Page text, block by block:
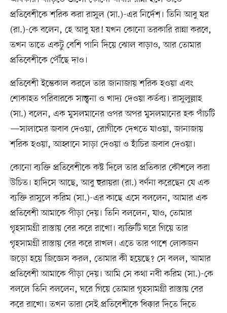
প্রতিবেশীকে শরিক করা রাসুল (সা.)-এর নির্দেশ। তিনি আবু যর
(রা.)-কে বলেন, হে আবু যর! যখন কোনো তরকারি রান্না করবে,
তখন তাতে একটু বেশি পানি দিয়ে ঝোল বাড়াও, আর তোমার
প্রতিবেশীকে পৌঁছে দাও।
প্রতিবেশী ইন্তেকাল করলে তার জানাজায় শরিক হওয়া এবং
শোকাহত পরিবারকে সান্ত্বনা ও খাদ্য দেওয়া কর্তব্য। রাসুলুল্লাহ
(সা.) বলেন, এক মুসলমানের ওপর অপর মুসলমানের হক পাঁচটি
—সালামের জবাব দেওয়া, রোগীকে দেখতে যাওয়া, জানাজায়
শরিক হওয়া, আহ্বানে সাড়া দেওয়া ও হাঁচির জবাব দেওয়া।
কোনো ব্যক্তি প্রতিবেশীকে কষ্ট দিলে তার প্রতিকার কৌশলে করা
উচিত। হাদিসে আছে, আবু হুরায়রা (রা.) বর্ণনা করেছেন যে এক
ব্যক্তি রাসুলে করিম (সা.)-এর কাছে এসে বললেন, আমার এক
প্রতিবেশী আমাকে পীড়া দেয়। তিনি বললেন, যাও, তোমার
গৃহসামগ্রী রাস্তায় বের করে রাখো। ব্যক্তিটি ঘরে গিয়ে তার
গৃহসামগ্রী রাস্তায় বের করে রাখল। এতে তার পাশে লোকজন
জড়ো হয়ে জিজ্ঞেস করল, তোমার কী হয়েছে? সে বলল, আমার
প্রতিবেশী আমাকে পীড়া দেয়। আমি সে কথা নবী করিম (সা.)-কে
বললে তিনি বললেন, ঘরে গিয়ে তোমার গৃহসামগ্রী রাস্তায় বের
করে রাখো। তখন তারা সেই প্রতিবেশীকে ধিক্কার দিতে দিতে